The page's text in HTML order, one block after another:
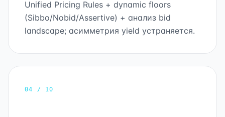
Unified Pricing Rules + dynamic floors
(Sibbo/Nobid/Assertive) + анализ bid
landscape; асимметрия yield устраняется.
04 / 10